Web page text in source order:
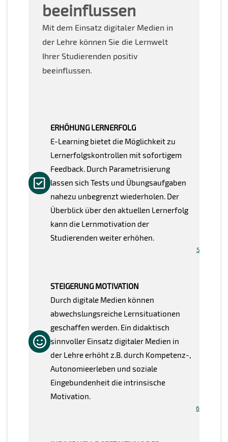
beeinflussen
Mit dem Einsatz digitaler Medien in
der Lehre können Sie die Lernwelt
Ihrer Studierenden positiv
beeinflussen.
ERHÖHUNG LERNERFOLG
E-Learning bietet die Möglichkeit zu
Lernerfolgskontrollen mit sofortigem
Feedback. Durch Parametrisierung
lassen sich Tests und Übungsaufgaben
nahezu unbegrenzt wiederholen. Der
Überblick über den aktuellen Lernerfolg
kann die Lernmotivation der
Studierenden weiter erhöhen.
5
STEIGERUNG MOTIVATION
Durch digitale Medien können
abwechslungsreiche Lernsituationen
geschaffen werden. Ein didaktisch
sinnvoller Einsatz digitaler Medien in
der Lehre erhöht z.B. durch Kompetenz-,
Autonomieerleben und soziale
Eingebundenheit die intrinsische
Motivation.
6